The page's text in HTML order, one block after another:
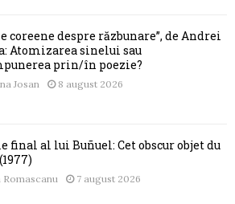
coreene despre răzbunare”, de Andrei
Atomizarea sinelui sau
prin/în poezie?
Josan 8 august 2026
final al lui Buñuel: Cet obscur objet du
Romascanu 7 august 2026